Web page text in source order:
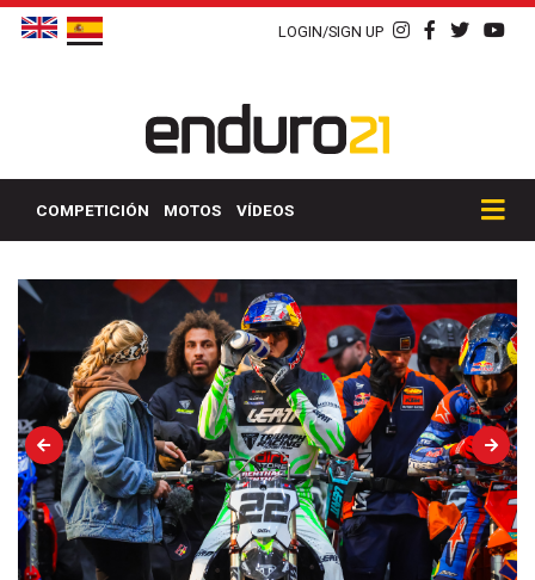
LOGIN/SIGN UP
COMPETICIÓN MOTOS VÍDEOS